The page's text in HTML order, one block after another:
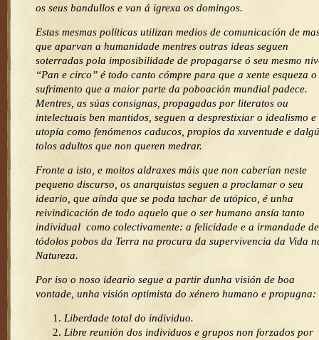
os seus bandullos e van á igrexa os domingos.
Estas mesmas políticas utilizan medios de comunicación de
que aparvan a humanidade mentres outras ideas seguen
soterradas pola imposibilidade de propagarse ó seu mesmo
“Pan e circo” é todo canto cómpre para que a xente esqueza o
sufrimento que a maior parte da poboación mundial padece.
Mentres, as súas consignas, propagadas por literatos ou
intelectuais ben mantidos, seguen a desprestixiar o idealismo e
utopía como fenómenos caducos, propios da xuventude e
tolos adultos que non queren medrar.
Fronte a isto, e moitos aldraxes máis que non caberían neste
pequeno discurso, os anarquistas seguen a proclamar o seu
ideario, que aínda que se poda tachar de utópico, é unha
reivindicación de todo aquelo que o ser humano ansía tanto
individual como colectivamente: a felicidade e a irmandade de
tódolos pobos da Terra na procura da supervivencia da Vida
Natureza.
Por iso o noso ideario segue a partir dunha visión de boa
vontade, unha visión optimista do xénero humano e propugna:
Liberdade total do individuo.
Libre reunión dos individuos e grupos non forzados por